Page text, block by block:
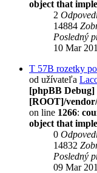
object that
2
14884
Posledný
10 Mar
T 57B rozetky
od užívateľa
[phpBB
[ROOT]/
on line 1266:
object that
0
14832
Posledný
09 Mar